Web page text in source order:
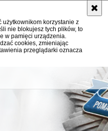
użytkownikom korzystanie z
nie blokujesz tych plików, to
w pamięci urządzenia.
cookies, zmieniając
przeglądarki oznacza